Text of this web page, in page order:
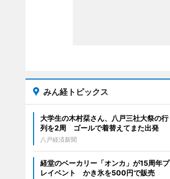
みん経トピックス
大学生の木村栞さん、八戸三社大祭の行
列を2周 ゴールで着替えてまた出発
八戸経済新聞
経堂のベーカリー「オンカ」が15周年プ
レイベント かき氷を500円で販売